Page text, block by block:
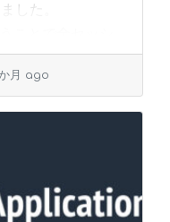
した。
実現し、既存ス
ました。
月 ago